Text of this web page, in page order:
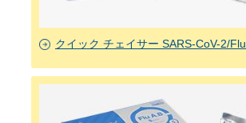
クイック チェイサー SARS-CoV-2/Flu